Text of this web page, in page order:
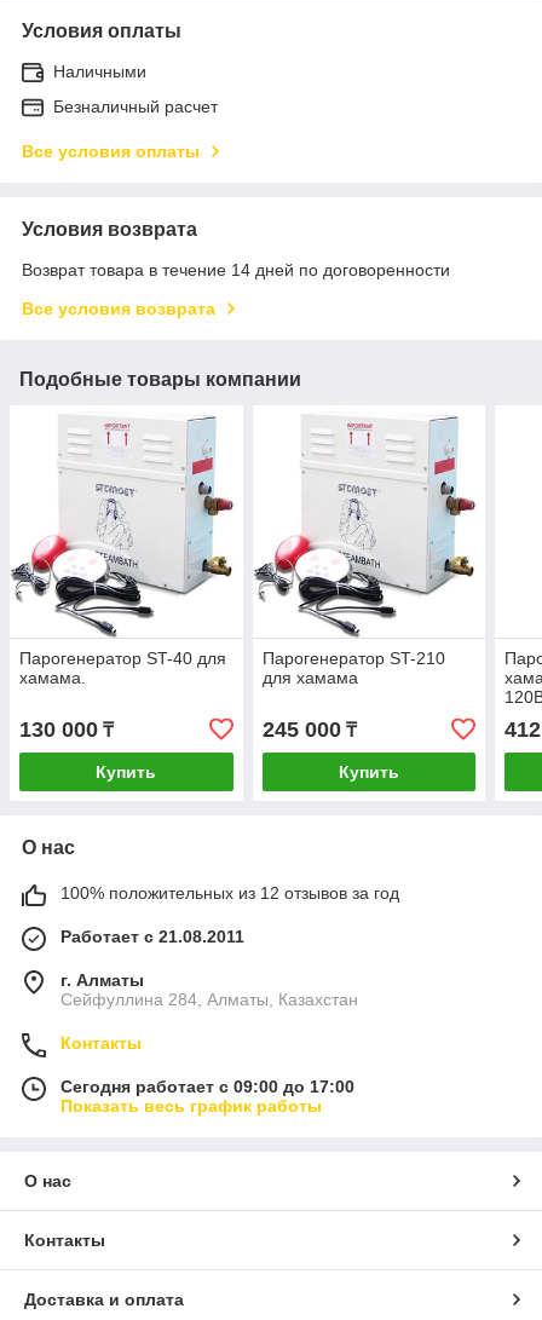
Условия оплаты
Наличными
Безналичный расчет
Все условия оплаты
Условия возврата
Возврат товара в течение 14 дней по договоренности
Все условия возврата
Подобные товары компании
Парогенератор ST-40 для
хамама.
130 000 ₸
Купить
Парогенератор ST-210
для хамама
245 000₸
Купить
О нас
100% положительных из 12 отзывов за год
Работает с 21.08.2011
г. Алматы
Сейфуллина 284, Алматы, Казахстан
Контакты
Сегодня работает с 09:00 до 17:00
Показать весь график работы
О нас
Контакты
Доставка и оплата